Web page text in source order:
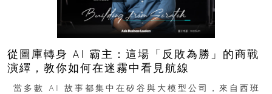
從圖庫轉身 AI 霸主：這場「反敗為勝」的商戰
演繹，教你如何在迷霧中看見航線
當多數 AI 故事都集中在矽谷與大模型公司，來自西班